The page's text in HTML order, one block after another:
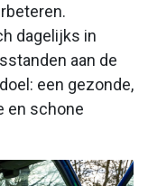
dagelijks in
aan de
een gezonde,
en schone